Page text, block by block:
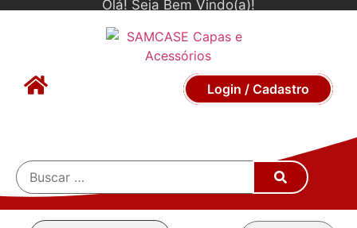
Olá! Seja Bem Vindo(a)!
Login / Cadastro